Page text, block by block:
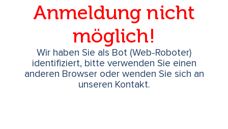
Anmeldung nicht
möglich!
Wir haben Sie als Bot (Web-Roboter)
identifiziert, bitte verwenden Sie einen
anderen Browser oder wenden Sie sich an
unseren Kontakt.